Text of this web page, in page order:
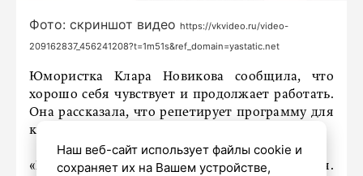
Фото: скриншот видео https://vkvideo.ru/video-
209162837_456241208?t=1m51s&ref_domain=yastatic.net
Юмористка Клара Новикова сообщила, что
хорошо себя чувствует и продолжает работать.
Она рассказала, что репетирует программу для
концерта.
«Все нормально, я в порядке, в 14:00 репетиция.
Наш веб-сайт использует файлы cookie и
сохраняет их на Вашем устройстве,